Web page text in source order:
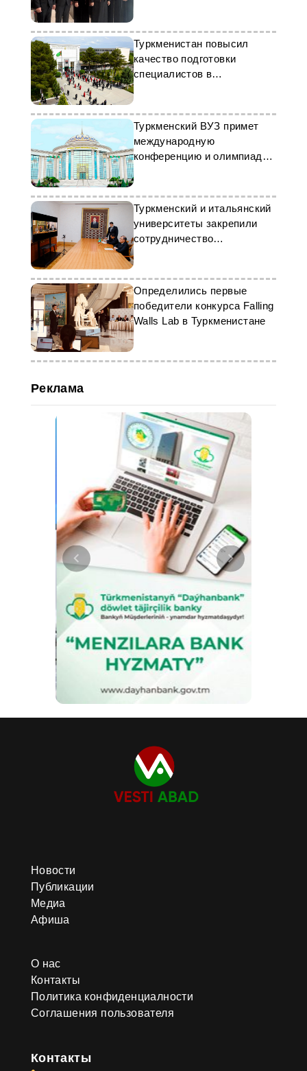
Катаром
Туркменистан повысил
качество подготовки
специалистов в
строительной отрасли
Туркменский ВУЗ примет
международную
конференцию и олимпиаду
по химии
Туркменский и итальянский
университеты закрепили
сотрудничество
соглашением
Определились первые
победители конкурса Falling
Walls Lab в Туркменистане
Реклама
Новости
Публикации
Медиа
Афиша
О нас
Контакты
Политика конфиденциалности
Соглашения пользователя
Контакты